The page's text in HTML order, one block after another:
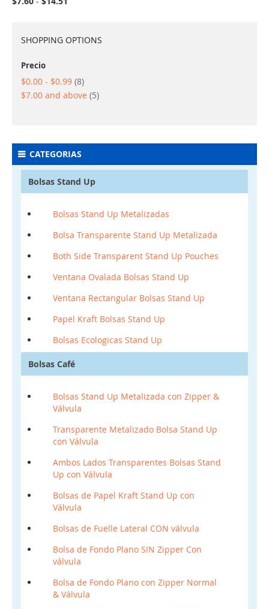
SHOPPING OPTIONS
Precio
$0.00 - $0.99 8items
$7.00 and above 5items
CATEGORIAS
Bolsas Stand Up
Bolsas Stand Up Metalizadas
Bolsa Transparente Stand Up Metalizada
Both Side Transparent Stand Up Pouches
Ventana Ovalada Bolsas Stand Up
Ventana Rectangular Bolsas Stand Up
Papel Kraft Bolsas Stand Up
Bolsas Ecologicas Stand Up
Bolsas Café
Bolsas Stand Up Metalizada con Zipper &
Válvula
Transparente Metalizado Bolsa Stand Up
con Válvula
Ambos Lados Transparentes Bolsas Stand
Up con Válvula
Bolsas de Papel Kraft Stand Up con
Válvula
Bolsas de Fuelle Lateral CON válvula
Bolsa de Fondo Plano SIN Zipper Con
válvula
Bolsa de Fondo Plano con Zipper Normal
& Válvula